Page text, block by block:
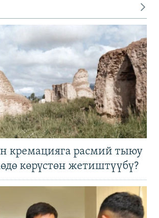
кремацияга расмий тыюу
көрүстөн жетиштүүбү?